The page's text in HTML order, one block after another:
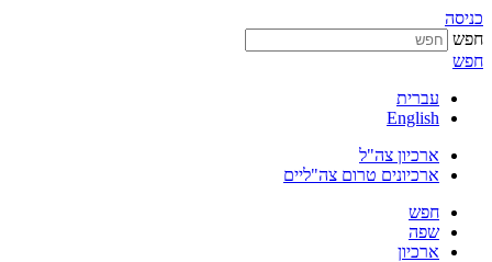
כניסה
חפש
חפש
עברית
English
ארכיון צה"ל
ארכיונים טרום צה"ליים
חפש
שפה
ארכיון